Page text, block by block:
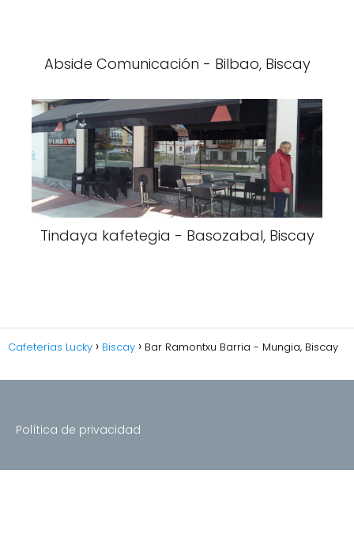
Abside Comunicación - Bilbao, Biscay
Tindaya kafetegia - Basozabal, Biscay
Cafeterías Lucky Biscay Bar Ramontxu Barria - Mungia, Biscay
Política de privacidad